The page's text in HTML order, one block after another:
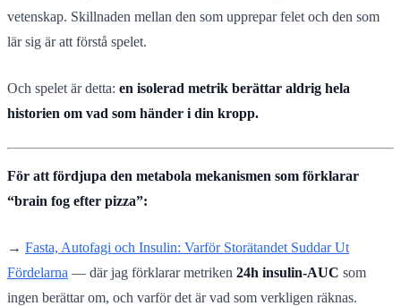
vetenskap. Skillnaden mellan den som upprepar felet och den som
lär sig är att förstå spelet.
Och spelet är detta: en isolerad metrik berättar aldrig hela
historien om vad som händer i din kropp.
För att fördjupa den metabola mekanismen som förklarar
“brain fog efter pizza”:
→ Fasta, Autofagi och Insulin: Varför Storätandet Suddar Ut
Fördelarna — där jag förklarar metriken 24h insulin-AUC som
ingen berättar om, och varför det är vad som verkligen räknas.